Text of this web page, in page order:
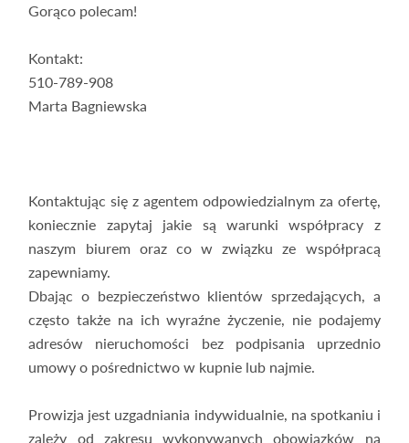
Gorąco polecam!
Kontakt:
510-789-908
Marta Bagniewska
Kontaktując się z agentem odpowiedzialnym za ofertę,
koniecznie zapytaj jakie są warunki współpracy z
naszym biurem oraz co w związku ze współpracą
zapewniamy.
Dbając o bezpieczeństwo klientów sprzedających, a
często także na ich wyraźne życzenie, nie podajemy
adresów nieruchomości bez podpisania uprzednio
umowy o pośrednictwo w kupnie lub najmie.
Prowizja jest uzgadniania indywidualnie, na spotkaniu i
zależy od zakresu wykonywanych obowiązków na